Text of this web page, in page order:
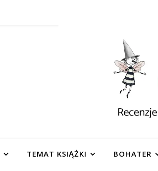
TEMAT KSIĄŻKI BOHATER